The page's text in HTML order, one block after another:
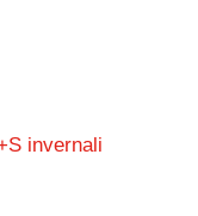
invernali